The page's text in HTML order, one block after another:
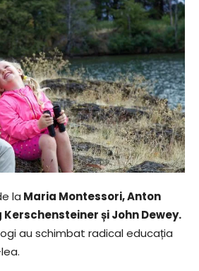
la Maria Montessori, Anton
și John Dewey.
au schimbat radical educația